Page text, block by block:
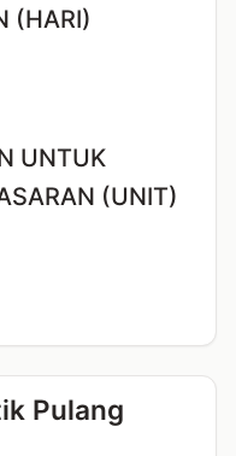
(HARI)
UNTUK
(UNIT)
Pulang